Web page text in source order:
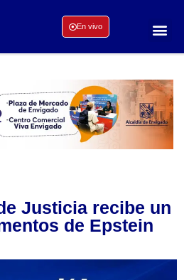
En vivo
Justicia recibe un
de Epstein